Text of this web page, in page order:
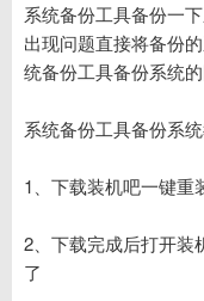
系统备份工具备份一
出现问题直接将备份
统备份工具备份系统
系统备份工具备份系
1、下载装机吧一键重
2、下载完成后打开装
了